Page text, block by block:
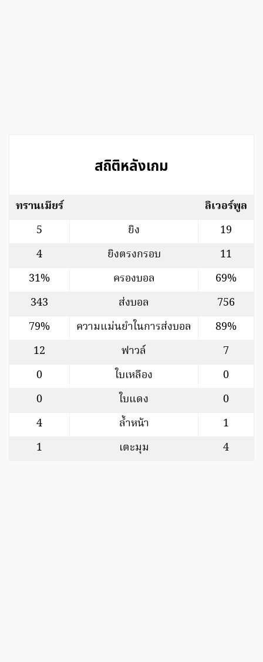
สถิติหลังเกม
ทรานเมียร์
ลิเวอร์พูล
5
ยิง
19
4
ยิงตรงกรอบ
11
31%
ครองบอล
69%
343
ส่งบอล
756
79%
ความแม่นยำในการส่งบอล
89%
12
ฟาวล์
7
0
ใบเหลือง
0
0
ใบแดง
0
4
ล้ำหน้า
1
1
เตะมุม 4